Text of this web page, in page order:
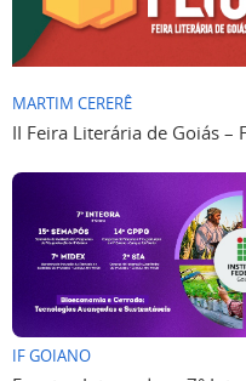
MARTIM CERERÊ
II Feira Literária de Goiás –
IF GOIANO